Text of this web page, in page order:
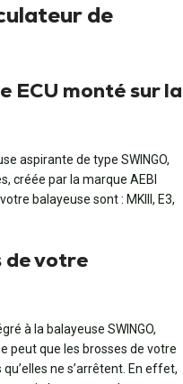
de
ECU monté sur la
aspirante de type SWINGO,
créée par la marque AEBI
balayeuse sont : MKIII, E3,
de votre
à la balayeuse SWINGO,
peut que les brosses de votre
ne s’arrêtent. En effet,